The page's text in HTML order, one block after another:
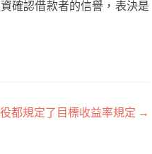
確認借款者的信譽，表決是
都規定了目標收益率規定 →